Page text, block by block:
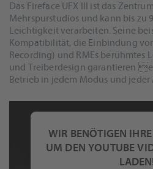
Das Fireface UFX III ist das
Mehrspurstudios und kann bis zu
Leichtigkeit verarbeiten. Seine
Kompatibilität, die Einbindung
Recording) und RMEs berühmtes
und Treiberdesign garantieren
Betrieb in jedem Modus und
WIR BENÖTIGEN
UM DEN YOUTUBE